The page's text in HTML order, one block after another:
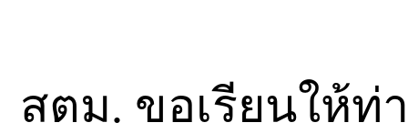
สตม. ขอเรียนให้ท่